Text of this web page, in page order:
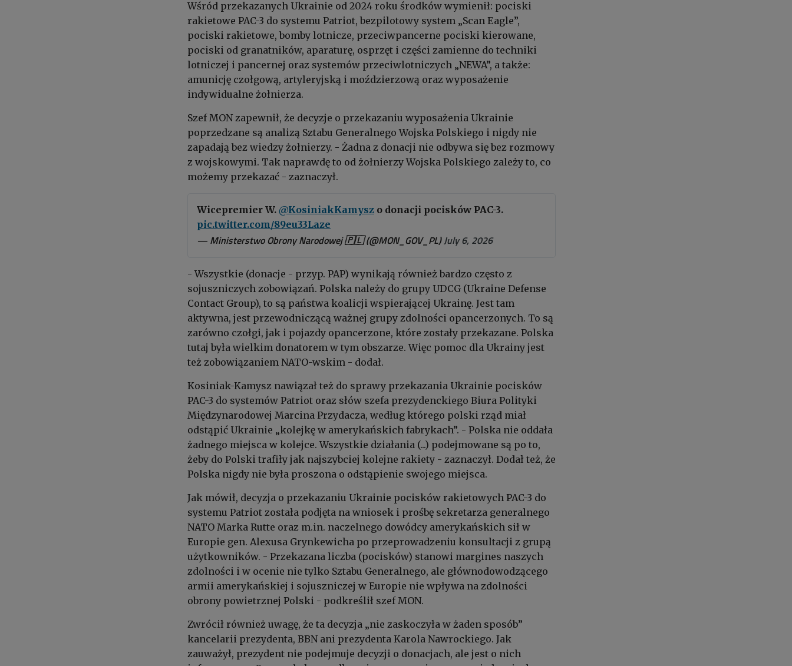
Wśród przekazanych Ukrainie od 2024 roku środków wymienił: pociski
rakietowe PAC-3 do systemu Patriot, bezpilotowy system „Scan Eagle”,
pociski rakietowe, bomby lotnicze, przeciwpancerne pociski kierowane,
pociski od granatników, aparaturę, osprzęt i części zamienne do techniki
lotniczej i pancernej oraz systemów przeciwlotniczych „NEWA”, a także:
amunicję czołgową, artyleryjską i moździerzową oraz wyposażenie
indywidualne żołnierza.
Szef MON zapewnił, że decyzje o przekazaniu wyposażenia Ukrainie
poprzedzane są analizą Sztabu Generalnego Wojska Polskiego i nigdy nie
zapadają bez wiedzy żołnierzy. - Żadna z donacji nie odbywa się bez rozmowy
z wojskowymi. Tak naprawdę to od żołnierzy Wojska Polskiego zależy to, co
możemy przekazać - zaznaczył.
Wicepremier W. @KosiniakKamysz o donacji pocisków PAC-3.
pic.twitter.com/89eu33Laze
— Ministerstwo Obrony Narodowej 🇵🇱 (@MON_GOV_PL)July 6, 2026
- Wszystkie (donacje - przyp. PAP) wynikają również bardzo często z
sojuszniczych zobowiązań. Polska należy do grupy UDCG (Ukraine Defense
Contact Group), to są państwa koalicji wspierającej Ukrainę. Jest tam
aktywna, jest przewodniczącą ważnej grupy zdolności opancerzonych. To są
zarówno czołgi, jak i pojazdy opancerzone, które zostały przekazane. Polska
tutaj była wielkim donatorem w tym obszarze. Więc pomoc dla Ukrainy jest
też zobowiązaniem NATO-wskim - dodał.
Kosiniak-Kamysz nawiązał też do sprawy przekazania Ukrainie pocisków
PAC-3 do systemów Patriot oraz słów szefa prezydenckiego Biura Polityki
Międzynarodowej Marcina Przydacza, według którego polski rząd miał
odstąpić Ukrainie „kolejkę w amerykańskich fabrykach”. - Polska nie oddała
żadnego miejsca w kolejce. Wszystkie działania (...) podejmowane są po to,
żeby do Polski trafiły jak najszybciej kolejne rakiety - zaznaczył. Dodał też, że
Polska nigdy nie była proszona o odstąpienie swojego miejsca.
Jak mówił, decyzja o przekazaniu Ukrainie pocisków rakietowych PAC-3 do
systemu Patriot została podjęta na wniosek i prośbę sekretarza generalnego
NATO Marka Rutte oraz m.in. naczelnego dowódcy amerykańskich sił w
Europie gen. Alexusa Grynkewicha po przeprowadzeniu konsultacji z grupą
użytkowników. - Przekazana liczba (pocisków) stanowi margines naszych
zdolności i w ocenie nie tylko Sztabu Generalnego, ale głównodowodzącego
armii amerykańskiej i sojuszniczej w Europie nie wpływa na zdolności
obrony powietrznej Polski - podkreślił szef MON.
Zwrócił również uwagę, że ta decyzja „nie zaskoczyła w żaden sposób”
kancelarii prezydenta, BBN ani prezydenta Karola Nawrockiego. Jak
zauważył, prezydent nie podejmuje decyzji o donacjach, ale jest o nich